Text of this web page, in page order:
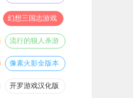
合集
幻想三国志游戏
辅助合集
流行的狼人杀游
戏合集
像素火影全版本
合集
开罗游戏汉化版